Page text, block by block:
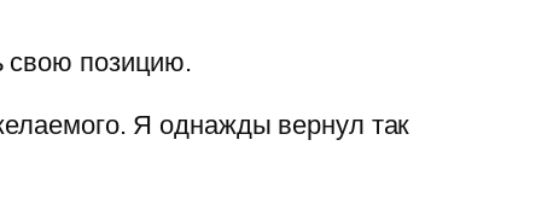
свою позицию.
Я однажды вернул так